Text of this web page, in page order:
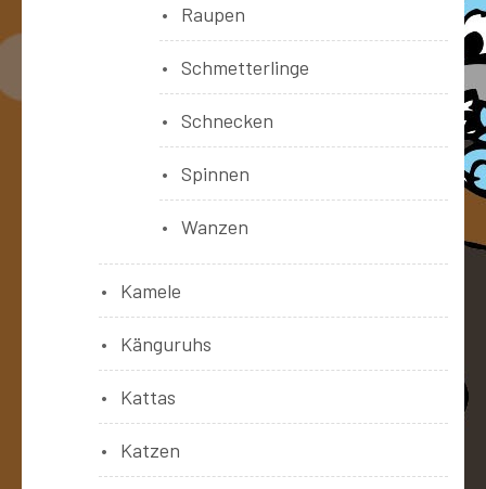
Raupen
Schmetterlinge
Schnecken
Spinnen
Wanzen
Kamele
Känguruhs
Kattas
Katzen